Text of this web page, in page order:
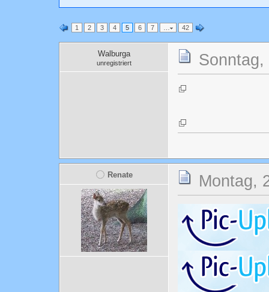
1 2 3 4 5 6 7 … 42
Walburga
unregistriert
Renate Montag,